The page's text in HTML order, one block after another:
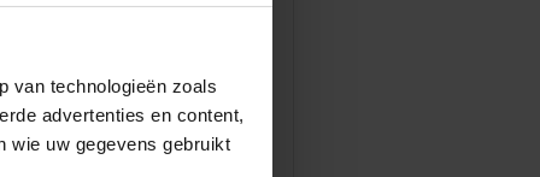
van technologieën zoals
advertenties en content,
wie uw gegevens gebruikt